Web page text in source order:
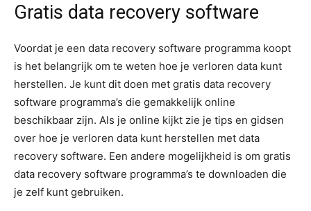
Gratis data recovery software
Voordat je een data recovery software programma koopt
is het belangrijk om te weten hoe je verloren data kunt
herstellen. Je kunt dit doen met gratis data recovery
software programma’s die gemakkelijk online
beschikbaar zijn. Als je online kijkt zie je tips en gidsen
over hoe je verloren data kunt herstellen met data
recovery software. Een andere mogelijkheid is om gratis
data recovery software programma’s te downloaden die
je zelf kunt gebruiken.